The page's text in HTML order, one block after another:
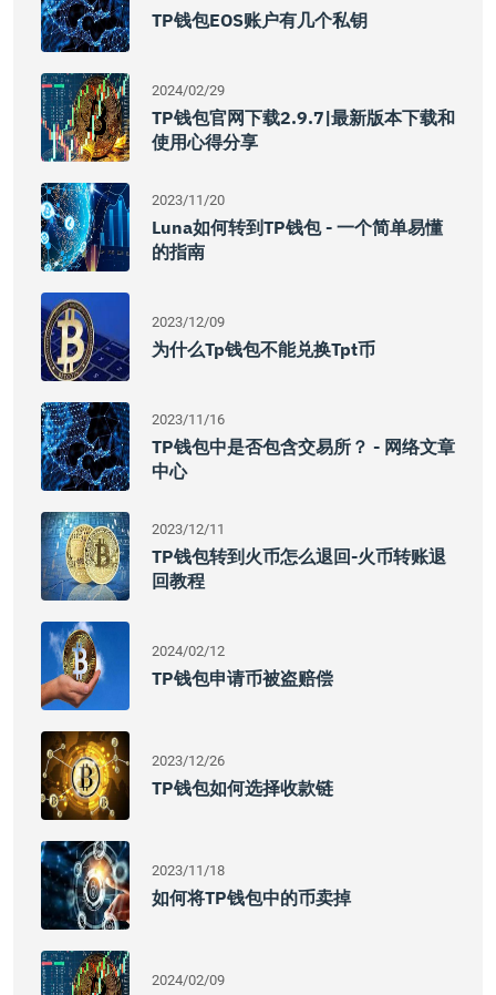
TP钱包EOS账户有几个私钥
2024/02/29
TP钱包官网下载2.9.7|最新版本下载和
使用心得分享
2023/11/20
Luna如何转到TP钱包 - 一个简单易懂
的指南
2023/12/09
为什么tp钱包不能兑换tpt币
2023/11/16
TP钱包中是否包含交易所？ - 网络文章
中心
2023/12/11
TP钱包转到火币怎么退回-火币转账退
回教程
2024/02/12
TP钱包申请币被盗赔偿
2023/12/26
TP钱包如何选择收款链
2023/11/18
如何将TP钱包中的币卖掉
2024/02/09